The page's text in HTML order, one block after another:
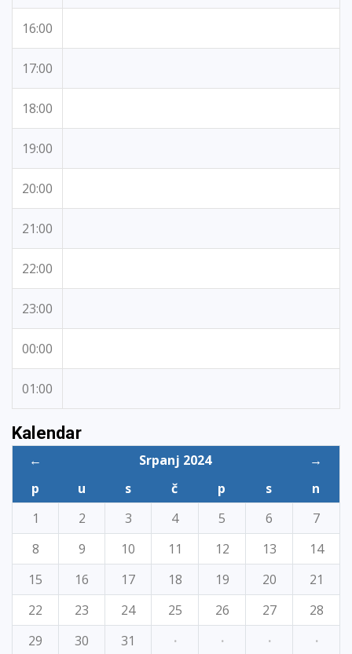
16:00
17:00
18:00
19:00
20:00
21:00
22:00
23:00
00:00
01:00
Kalendar
← Srpanj 2024
→
p
u s č p s
n
1
2 3 4 5 6
7
8
9 10 11 12 13
14
15
16 17 18 19 20
21
22
23 24 25 26 27
28
29
30 31 · · · ·